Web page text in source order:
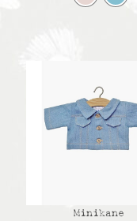
Minikane